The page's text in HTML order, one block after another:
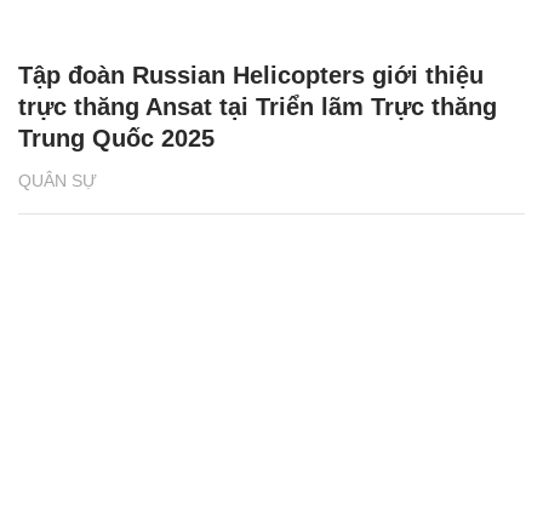
QUÂN SỰ
Tập đoàn Russian Helicopters giới thiệu
trực thăng Ansat tại Triển lãm Trực thăng
Trung Quốc 2025